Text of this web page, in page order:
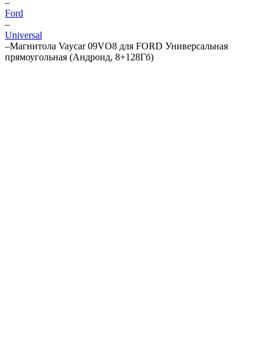
–
Ford
–
Universal
–Магнитола Vaycar 09VO8 для FORD Универсальная
прямоугольная (Андроид, 8+128Гб)